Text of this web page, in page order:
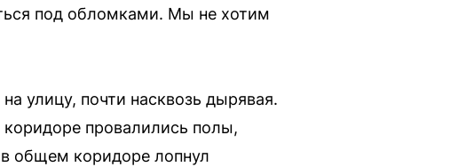
под обломками. Мы не хотим
улицу, почти насквозь дырявая.
провалились полы,
общем коридоре лопнул